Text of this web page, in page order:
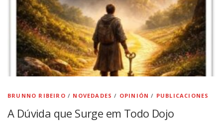
BRUNNO RIBEIRO / NOVEDADES / OPINIÓN / PUBLICACIONES
A Dúvida que Surge em Todo Dojo